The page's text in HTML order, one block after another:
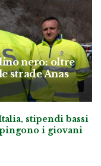
nero: oltre
strade Anas
stipendi bassi
i giovani